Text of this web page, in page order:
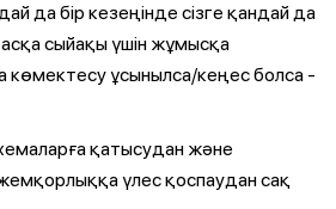
да бір кезеңінде сізге қандай да
сыйақы үшін жұмысқа
көмектесу ұсынылса/кеңес болса -
қатысудан және
үлес қоспаудан сақ